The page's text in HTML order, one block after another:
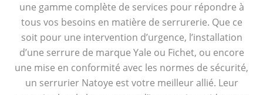
une gamme complète de services pour répondre à
tous vos besoins en matière de serrurerie. Que ce
soit pour une intervention d’urgence, l’installation
d’une serrure de marque Yale ou Fichet, ou encore
une mise en conformité avec les normes de sécurité,
un serrurier Natoye est votre meilleur allié. Leur